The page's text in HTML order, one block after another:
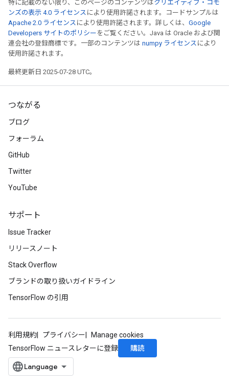
特に記載のない限り、このページのコンテンツはクリエイティブ・コモ
ンズの表示 4.0 ライセンス により使用許諾されます。コードサンプルは
Apache 2.0 ライセンス により使用許諾されます。詳しくは、 Google
Developers サイトのポリシー をご覧ください。Java は Oracle および関
連会社の登録商標です。一部のコンテンツは numpy ライセンス により
使用許諾されます。
最終更新日 2025-07-28 UTC。
つながる
ブログ
フォーラム
GitHub
Twitter
YouTube
サポート
Issue Tracker
リリースノート
Stack Overflow
ブランドの取り扱いガイドライン
TensorFlow の引用
利用規約 プライバシー
Manage cookies
TensorFlow ニュースレターに登録
購読